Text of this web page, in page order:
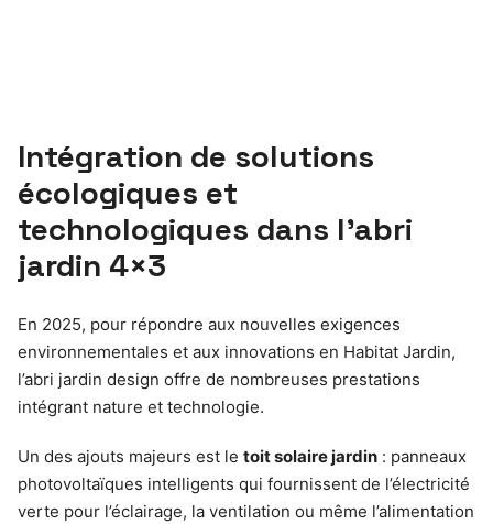
Intégration de solutions
écologiques et
technologiques dans l’abri
jardin 4×3
En 2025, pour répondre aux nouvelles exigences
environnementales et aux innovations en Habitat Jardin,
l’abri jardin design offre de nombreuses prestations
intégrant nature et technologie.
Un des ajouts majeurs est le toit solaire jardin : panneaux
photovoltaïques intelligents qui fournissent de l’électricité
verte pour l’éclairage, la ventilation ou même l’alimentation